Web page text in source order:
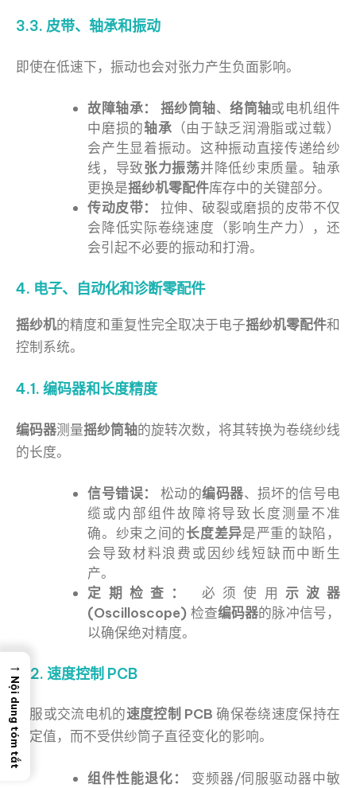
3.3. 皮带、轴承和振动
即使在低速下，振动也会对张力产生负面影响。
故障轴承： 摇纱筒轴、络筒轴或电机组件
中磨损的轴承 （由于缺乏润滑脂或过载）
会产生显着振动。这种振动直接传递给纱
线，导致张力振荡并降低纱束质量。轴承
更换是摇纱机零配件库存中的关键部分。
传动皮带：
拉伸、破裂或磨损的皮带不仅
会降低实际卷绕速度（影响生产力），还
会引起不必要的振动和打滑。
4. 电子、自动化和诊断零配件
摇纱机的精度和重复性完全取决于电子摇纱机零配件和
控制系统。
4.1. 编码器和长度精度
编码器测量摇纱筒轴的旋转次数，将其转换为卷绕纱线
的长度。
信号错误： 松动的编码器、损坏的信号电
缆或内部组件故障将导致长度测量不准
确。纱束之间的长度差异是严重的缺陷，
会导致材料浪费或因纱线短缺而中断生
产。
定期检查：
必须使用 示波器
(Oscilloscope) 检查编码器的脉冲信号，
以确保绝对精度。
4.2. 速度控制 PCB
伺服或交流电机的速度控制 PCB 确保卷绕速度保持在
设定值，而不受供纱筒子直径变化的影响。
组件性能退化：
变频器/伺服驱动器中敏
→
Nội dung tóm tắt